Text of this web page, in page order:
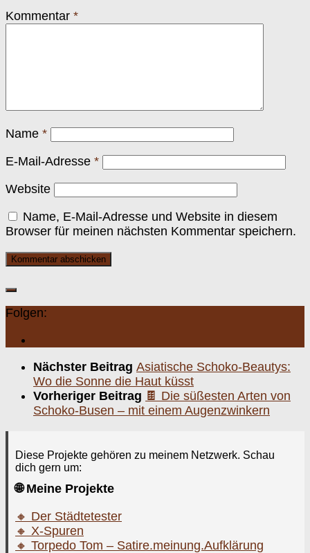
Kommentar *
Name *
E-Mail-Adresse *
Website
Name, E-Mail-Adresse und Website in diesem
Browser für meinen nächsten Kommentar speichern.
Folgen:
Nächster Beitrag Asiatische Schoko-Beautys:
Wo die Sonne die Haut küsst
Vorheriger Beitrag 🍫 Die süßesten Arten von
Schoko-Busen – mit einem Augenzwinkern
Diese Projekte gehören zu meinem Netzwerk. Schau
dich gern um:
🌐 Meine Projekte
🔸 Der Städtetester
🔸 X-Spuren
🔸 Torpedo Tom – Satire.meinung.Aufklärung